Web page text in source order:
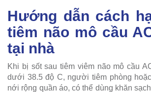
Hướng dẫn cách
tiêm não mô cầu
tại nhà
Khi bị sốt sau tiêm viêm não mô cầu
dưới 38.5 độ C, người tiêm phòng
nới rộng quần áo, có thể dùng khăn